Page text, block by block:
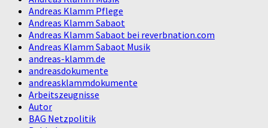
Andreas Klamm Pflege
Andreas Klamm Sabaot
Andreas Klamm Sabaot bei reverbnation.com
Andreas Klamm Sabaot Musik
andreas-klamm.de
andreasdokumente
andreasklammdokumente
Arbeitszeugnisse
Autor
BAG Netzpolitik